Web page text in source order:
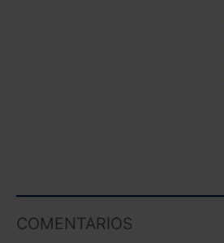
COMENTARIOS